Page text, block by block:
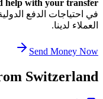
help with your transfer?
في احتياجات الدفع
العملاء لدينا.
Send Money Now
Switzerland